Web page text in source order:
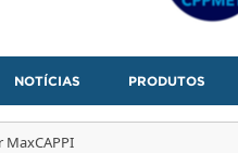
NOTÍCIAS PRODUTOS
MaxCAPPI